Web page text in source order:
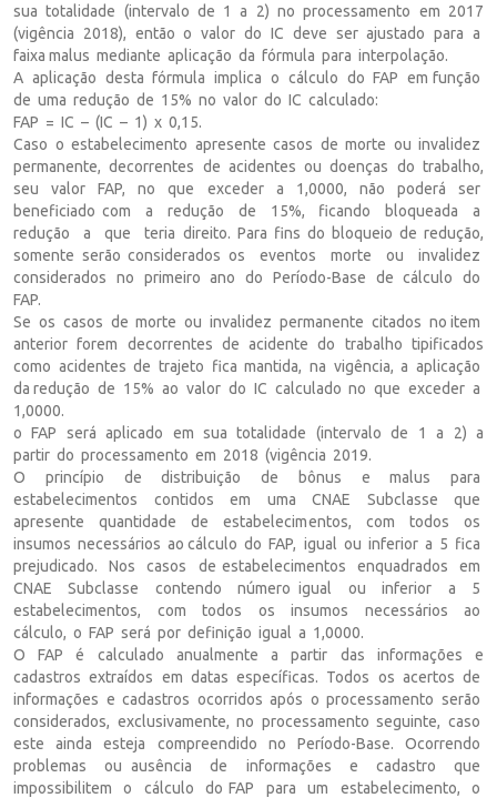
sua totalidade (intervalo de 1 a 2) no processamento em 2017
(vigência 2018), então o valor do IC deve ser ajustado para a
faixa malus mediante aplicação da fórmula para interpolação.
A aplicação desta fórmula implica o cálculo do FAP em função
de uma redução de 15% no valor do IC calculado:
FAP = IC – (IC – 1) x 0,15.
Caso o estabelecimento apresente casos de morte ou invalidez
permanente, decorrentes de acidentes ou doenças do trabalho,
seu valor FAP, no que exceder a 1,0000, não poderá ser
beneficiado com a redução de 15%, ficando bloqueada a
redução a que teria direito. Para fins do bloqueio de redução,
somente serão considerados os eventos morte ou invalidez
considerados no primeiro ano do Período-Base de cálculo do
FAP.
Se os casos de morte ou invalidez permanente citados no item
anterior forem decorrentes de acidente do trabalho tipificados
como acidentes de trajeto fica mantida, na vigência, a aplicação
da redução de 15% ao valor do IC calculado no que exceder a
1,0000.
o FAP será aplicado em sua totalidade (intervalo de 1 a 2) a
partir do processamento em 2018 (vigência 2019.
O princípio de distribuição de bônus e malus para
estabelecimentos contidos em uma CNAE Subclasse que
apresente quantidade de estabelecimentos, com todos os
insumos necessários ao cálculo do FAP, igual ou inferior a 5 fica
prejudicado. Nos casos de estabelecimentos enquadrados em
CNAE Subclasse contendo número igual ou inferior a 5
estabelecimentos, com todos os insumos necessários ao
cálculo, o FAP será por definição igual a 1,0000.
O FAP é calculado anualmente a partir das informações e
cadastros extraídos em datas específicas. Todos os acertos de
informações e cadastros ocorridos após o processamento serão
considerados, exclusivamente, no processamento seguinte, caso
este ainda esteja compreendido no Período-Base. Ocorrendo
problemas ou ausência de informações e cadastro que
impossibilitem o cálculo do FAP para um estabelecimento, o